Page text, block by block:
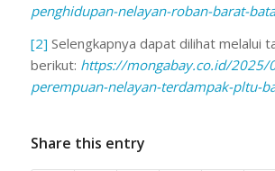
penghidupan-nelayan-roban-barat-
[2] Selengkapnya dapat dilihat melalui
berikut: https://mongabay.co.id/2025/
perempuan-nelayan-terdampak-pltu-
Share this entry